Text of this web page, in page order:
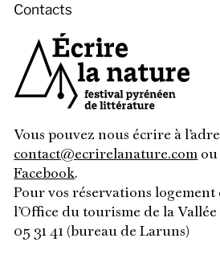
Contacts
Vous pouvez nous écrire à
contact@ecrirelanature.com
Facebook.
Pour vos réservations logement
l’Office du tourisme de la Vallée
05 31 41 (bureau de Laruns)